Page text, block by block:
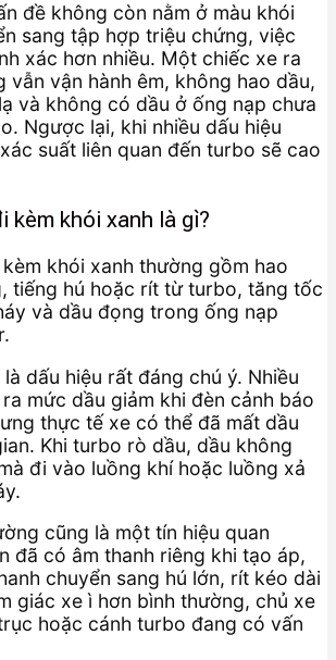
đề không còn nằm ở màu khói
sang tập hợp triệu chứng, việc
xác hơn nhiều. Một chiếc xe ra
vẫn vận hành êm, không hao dầu,
và không có dầu ở ống nạp chưa
Ngược lại, khi nhiều dấu hiệu
suất liên quan đến turbo sẽ cao
kèm khói xanh là gì?
khói xanh thường gồm hao
tiếng hú hoặc rít từ turbo, tăng tốc
và dầu đọng trong ống nạp
dấu hiệu rất đáng chú ý. Nhiều
mức dầu giảm khi đèn cảnh báo
thực tế xe có thể đã mất dầu
Khi turbo rò dầu, dầu không
đi vào luồng khí hoặc luồng xả
cũng là một tín hiệu quan
đã có âm thanh riêng khi tạo áp,
chuyển sang hú lớn, rít kéo dài
giác xe ì hơn bình thường, chủ xe
hoặc cánh turbo đang có vấn